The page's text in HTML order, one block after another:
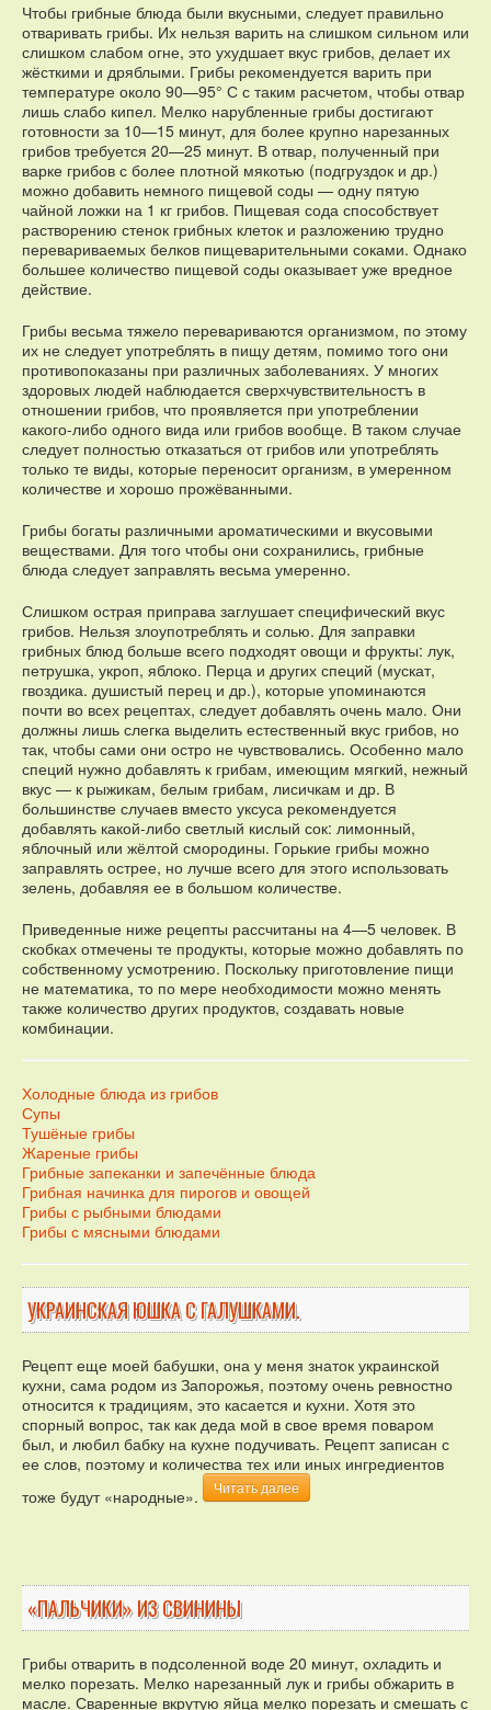
Чтобы грибные блюда были вкусными, следует правильно
отваривать грибы. Их нельзя варить на слишком сильном или
слишком слабом огне, это ухудшает вкус грибов, делает их
жёсткими и дряблыми. Грибы рекомендуется варить при
температуре около 90—95° С с таким расчетом, чтобы отвар
лишь слабо кипел. Мелко нарубленные грибы достигают
готовности за 10—15 минут, для более крупно нарезанных
грибов требуется 20—25 минут. В отвар, полученный при
варке грибов с более плотной мякотью (подгруздок и др.)
можно добавить немного пищевой соды — одну пятую
чайной ложки на 1 кг грибов. Пищевая сода способствует
растворению стенок грибных клеток и разложению трудно
перевариваемых белков пищеварительными соками. Однако
большее количество пищевой соды оказывает уже вредное
действие.
Грибы весьма тяжело перевариваются организмом, по этому
их не следует употреблять в пищу детям, помимо того они
противопоказаны при различных заболеваниях. У многих
здоровых людей наблюдается сверхчувствительностъ в
отношении грибов, что проявляется при употреблении
какого-либо одного вида или грибов вообще. В таком случае
следует полностью отказаться от грибов или употреблять
только те виды, которые переносит организм, в умеренном
количестве и хорошо прожёванными.
Грибы богаты различными ароматическими и вкусовыми
веществами. Для того чтобы они сохранились, грибные
блюда следует заправлять весьма умеренно.
Слишком острая приправа заглушает специфический вкус
грибов. Нельзя злоупотреблять и солью. Для заправки
грибных блюд больше всего подходят овощи и фрукты: лук,
петрушка, укроп, яблоко. Перца и других специй (мускат,
гвоздика. душистый перец и др.), которые упоминаются
почти во всех рецептах, следует добавлять очень мало. Они
должны лишь слегка выделить естественный вкус грибов, но
так, чтобы сами они остро не чувствовались. Особенно мало
специй нужно добавлять к грибам, имеющим мягкий, нежный
вкус — к рыжикам, белым грибам, лисичкам и др. В
большинстве случаев вместо уксуса рекомендуется
добавлять какой-либо светлый кислый сок: лимонный,
яблочный или жёлтой смородины. Горькие грибы можно
заправлять острее, но лучше всего для этого использовать
зелень, добавляя ее в большом количестве.
Приведенные ниже рецепты рассчитаны на 4—5 человек. В
скобках отмечены те продукты, которые можно добавлять по
собственному усмотрению. Поскольку приготовление пищи
не математика, то по мере необходимости можно менять
также количество других продуктов, создавать новые
комбинации.
Холодные блюда из грибов
Супы
Тушёные грибы
Жареные грибы
Грибные запеканки и запечённые блюда
Грибная начинка для пирогов и овощей
Грибы с рыбными блюдами
Грибы с мясными блюдами
УКРАИНСКАЯ ЮШКА С ГАЛУШКАМИ.
Рецепт еще моей бабушки, она у меня знаток украинской
кухни, сама родом из Запорожья, поэтому очень ревностно
относится к традициям, это касается и кухни. Хотя это
спорный вопрос, так как деда мой в свое время поваром
был, и любил бабку на кухне подучивать. Рецепт записан с
ее слов, поэтому и количества тех или иных ингредиентов
тоже будут «народные».
Читать далее
«ПАЛЬЧИКИ» ИЗ СВИНИНЫ
Грибы отварить в подсоленной воде 20 минут, охладить и
мелко порезать. Мелко нарезанный лук и грибы обжарить в
масле. Сваренные вкрутую яйца мелко порезать и смешать с